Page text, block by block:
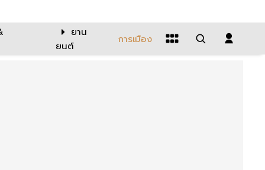
ยาน
ยนต์
การเมือง